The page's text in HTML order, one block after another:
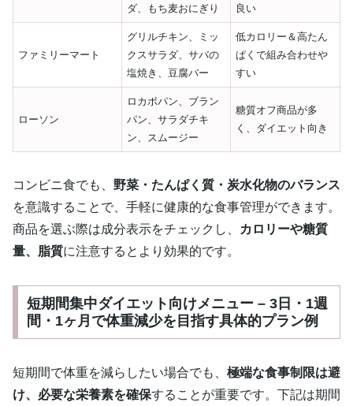
ダ、もち麦おにぎり
良い
ファミリーマート
グリルチキン、ミッ
クスサラダ、サバの
塩焼き、豆腐バー
低カロリー＆高たん
ぱくで組み合わせや
すい
ローソン
ロカボパン、ブラン
パン、サラダチキ
ン、スムージー
糖質オフ商品が多
く、ダイエット向き
コンビニ食でも、 野菜・たんぱく質・炭水化物のバランス
を意識することで、手軽に健康的な食事管理ができます。
商品を選ぶ際は成分表示をチェックし、
カロリーや糖質
量、脂質に注意するとより効果的です。
短期間集中ダイエット向けメニュー – 3日・1週
間・1ヶ月で体重減少を目指す具体的プラン例
短期間で体重を減らしたい場合でも、 極端な食事制限は避
け、必要な栄養素を確保することが重要です。下記は期間